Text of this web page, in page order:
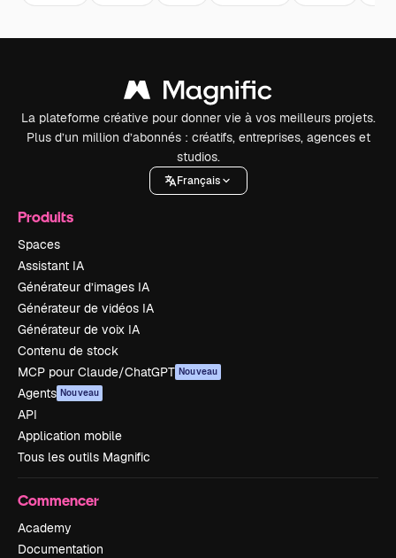
La plateforme créative pour donner vie à vos meilleurs projets.
Plus d’un million d’abonnés : créatifs, entreprises, agences et
studios.
Français
Produits
Spaces
Assistant IA
Générateur d’images IA
Générateur de vidéos IA
Générateur de voix IA
Contenu de stock
MCP pour Claude/ChatGPT Nouveau
Agents Nouveau
API
Application mobile
Tous les outils Magnific
Commencer
Academy
Documentation